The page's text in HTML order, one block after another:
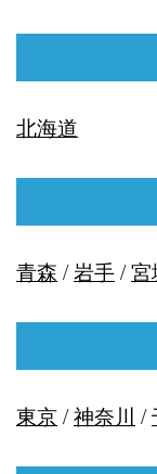
北海道
青森 /岩手/宮
東京/神奈川 /